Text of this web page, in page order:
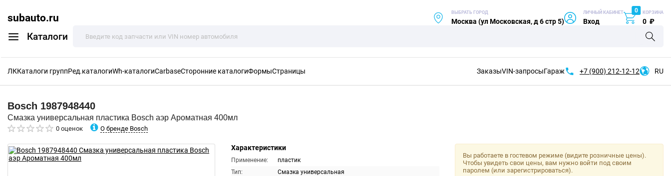
subauto.ru
Каталоги
ВЫБРАТЬ ГОРОД
Москва (ул Московская, д 6 стр 5)
ЛИЧНЫЙ КАБИНЕТ
Вход
0 КОРЗИНА
0 ₽
ЛККаталоги группРед.каталогиWh-каталогиCarbaseСторонние каталогиФормыСтраницы ЗаказыVIN-запросыГараж +7 (900) 212-12-12 RU
Bosch 1987948440
Смазка универсальная пластика Bosch аэр Ароматная 400мл
0 оценок О бренде Bosch
Характеристики
Применение:
пластик
Тип:
Смазка универсальная
Вы работаете в гостевом режиме (видите розничные цены).
Чтобы увидеть свои цены, вам нужно войти под своим
паролем (или зарегистрироваться).